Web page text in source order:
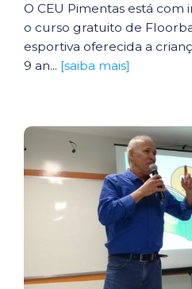
O CEU Pimentas está com
o curso gratuito de
esportiva oferecida a
9 an... [saiba mais]